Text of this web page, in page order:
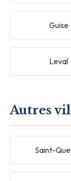
Guise
Leval
Autres
Saint-